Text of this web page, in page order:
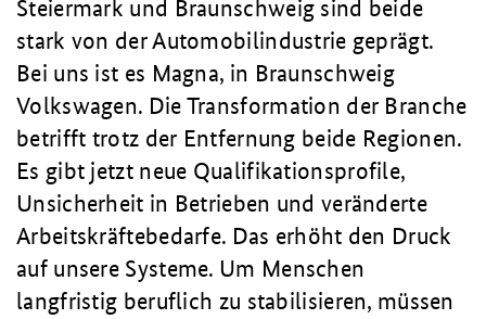
Steiermark und Braunschweig sind beide
stark von der Automobilindustrie geprägt.
Bei uns ist es Magna, in Braunschweig
Volkswagen. Die Transformation der Branche
betrifft trotz der Entfernung beide Regionen.
Es gibt jetzt neue Qualifikationsprofile,
Unsicherheit in Betrieben und veränderte
Arbeitskräftebedarfe. Das erhöht den Druck
auf unsere Systeme. Um Menschen
langfristig beruflich zu stabilisieren, müssen